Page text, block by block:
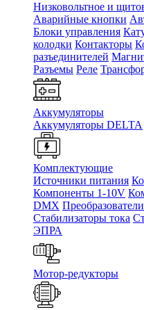
Низковольтное и
Аварийные кнопки
Блоки управления
колодки Контакторы
разъединителей
Разъемы Реле
Аккумуляторы
Аккумуляторы DELTA
Комплектующие
Источники питания
Компоненты 1-10V
DMX
Стабилизаторы тока
ЭПРА
Мотор-редукторы